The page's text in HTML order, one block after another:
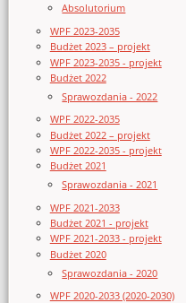
Absolutorium
WPF 2023-2035
Budżet 2023 – projekt
WPF 2023-2035 - projekt
Budżet 2022
Sprawozdania - 2022
WPF 2022-2035
Budżet 2022 – projekt
WPF 2022-2035 - projekt
Budżet 2021
Sprawozdania - 2021
WPF 2021-2033
Budżet 2021 - projekt
WPF 2021-2033 - projekt
Budżet 2020
Sprawozdania - 2020
WPF 2020-2033 (2020-2030)